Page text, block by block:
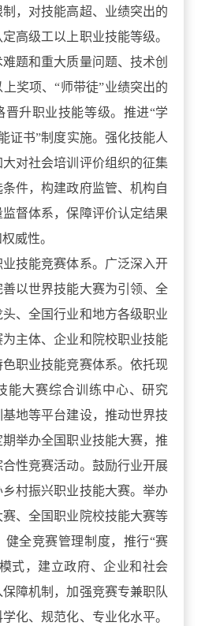
，对技能高超、业绩突出的
高级工以上职业技能等级。
题和重大质量问题、技术创
奖项、“师带徒”业绩突出的
晋升职业技能等级。推进“学
证书”制度实施。强化技能人
对社会培训评价组织的征集
件，构建政府监管、机构自
督体系，保障评价认定结果
威性。
能竞赛体系。广泛深入开
以世界技能大赛为引领、全
、全国行业和地方各级职业
主体、企业和院校职业技能
职业技能竞赛体系。依托现
能大赛综合训练中心、研究
基地等平台建设，推动世界技
举办全国职业技能大赛，推
性竞赛活动。鼓励行业开展
村振兴职业技能大赛。举办
、全国职业院校技能大赛等
健全竞赛管理制度，推行“赛
式，建立政府、企业和社会
障机制，加强竞赛专兼职队
化、规范化、专业化水平。